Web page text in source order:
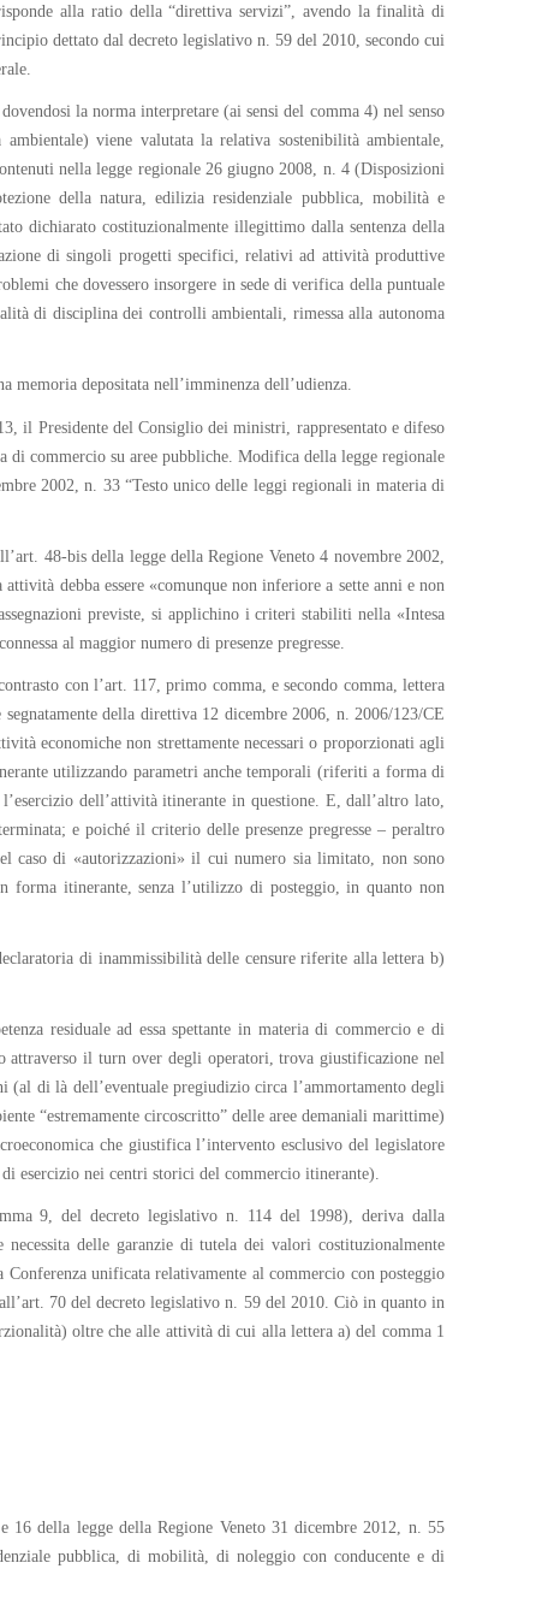
alla ratio della “direttiva servizi”, avendo la finalità di
dettato dal decreto legislativo n. 59 del 2010, secondo cui
la norma interpretare (ai sensi del comma 4) nel senso
viene valutata la relativa sostenibilità ambientale,
nella legge regionale 26 giugno 2008, n. 4 (Disposizioni
della natura, edilizia residenziale pubblica, mobilità e
dichiarato costituzionalmente illegittimo dalla sentenza della
di singoli progetti specifici, relativi ad attività produttive
che dovessero insorgere in sede di verifica della puntuale
di disciplina dei controlli ambientali, rimessa alla autonoma
memoria depositata nell’imminenza dell’udienza.
il Presidente del Consiglio dei ministri, rappresentato e difeso
di commercio su aree pubbliche. Modifica della legge regionale
2002, n. 33 “Testo unico delle leggi regionali in materia di
48-bis della legge della Regione Veneto 4 novembre 2002,
debba essere «comunque non inferiore a sette anni e non
previste, si applichino i criteri stabiliti nella «Intesa
al maggior numero di presenze pregresse.
con l’art. 117, primo comma, e secondo comma, lettera
della direttiva 12 dicembre 2006, n. 2006/123/CE
economiche non strettamente necessari o proporzionati agli
utilizzando parametri anche temporali (riferiti a forma di
dell’attività itinerante in questione. E, dall’altro lato,
e poiché il criterio delle presenze pregresse – peraltro
caso di «autorizzazioni» il cui numero sia limitato, non sono
itinerante, senza l’utilizzo di posteggio, in quanto non
di inammissibilità delle censure riferite alla lettera b)
residuale ad essa spettante in materia di commercio e di
attraverso il turn over degli operatori, trova giustificazione nel
di là dell’eventuale pregiudizio circa l’ammortamento degli
“estremamente circoscritto” delle aree demaniali marittime)
che giustifica l’intervento esclusivo del legislatore
esercizio nei centri storici del commercio itinerante).
9, del decreto legislativo n. 114 del 1998), deriva dalla
delle garanzie di tutela dei valori costituzionalmente
unificata relativamente al commercio con posteggio
70 del decreto legislativo n. 59 del 2010. Ciò in quanto in
oltre che alle attività di cui alla lettera a) del comma 1
della legge della Regione Veneto 31 dicembre 2012, n. 55
pubblica, di mobilità, di noleggio con conducente e di